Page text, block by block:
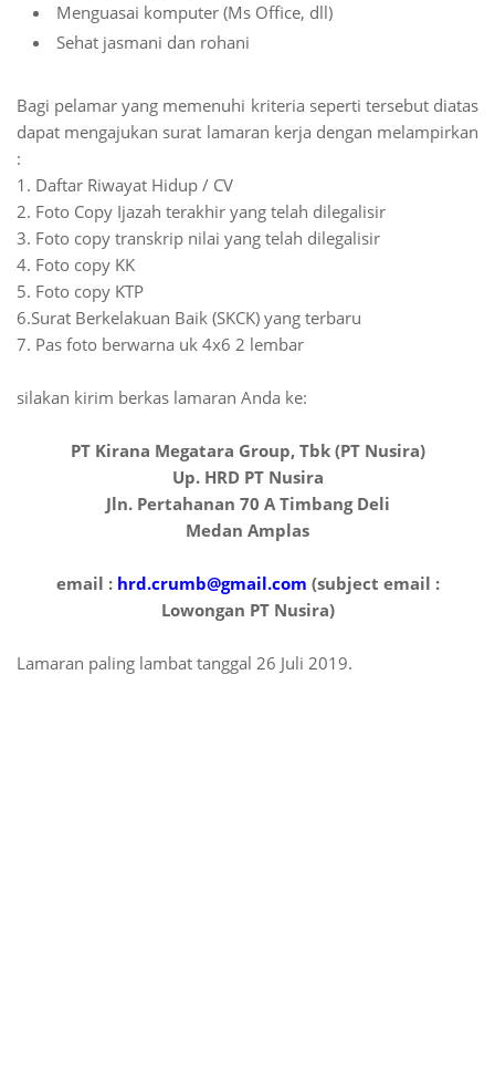
Menguasai komputer (Ms Office, dll)
Sehat jasmani dan rohani
Bagi pelamar yang memenuhi kriteria seperti tersebut diatas
dapat mengajukan surat lamaran kerja dengan melampirkan
:
1. Daftar Riwayat Hidup / CV
2. Foto Copy Ijazah terakhir yang telah dilegalisir
3. Foto copy transkrip nilai yang telah dilegalisir
4. Foto copy KK
5. Foto copy KTP
6.Surat Berkelakuan Baik (SKCK) yang terbaru
7. Pas foto berwarna uk 4x6 2 lembar
silakan kirim berkas lamaran Anda ke:
PT Kirana Megatara Group, Tbk (PT Nusira)
Up. HRD PT Nusira
Jln. Pertahanan 70 A Timbang Deli
Medan Amplas
email : hrd.crumb@gmail.com (subject email :
Lowongan PT Nusira)
Lamaran paling lambat tanggal 26 Juli 2019.